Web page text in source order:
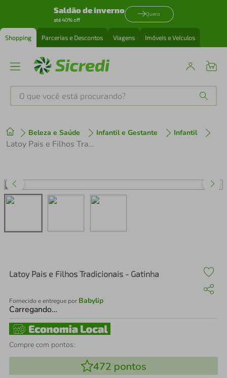
Saldão de inverno
até 40% off
Quero
Shopping Parcerias e Descontos Viagens Imóveis e Veículos
O que você está procurando?
Beleza e Saúde Infantil e Gestante Infantil
Latoy Pais e Filhos Tradicionais - Gatinha
Latoy Pais e Filhos Tradicionais - Gatinha
Fornecido e entregue por Babylip
Carregando…
Compre com pontos:
472 pontos
1 º tenis
perfume